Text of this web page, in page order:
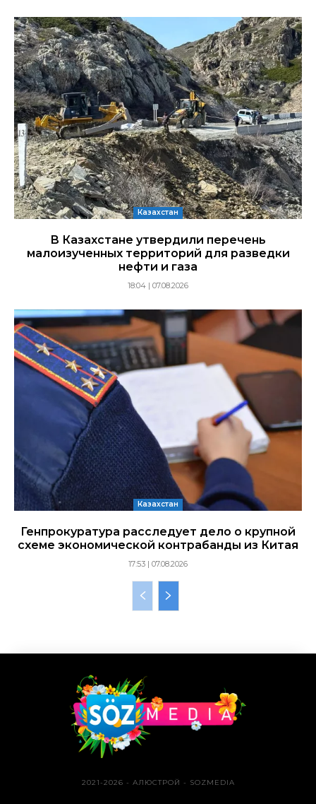
Казахстан
В Казахстане утвердили перечень
малоизученных территорий для разведки
нефти и газа
18:04 | 07.08.2026
Казахстан
Генпрокуратура расследует дело о крупной
схеме экономической контрабанды из Китая
17:53 | 07.08.2026
2021-2026 - АЛЮСТРОЙ - SOZMEDIA